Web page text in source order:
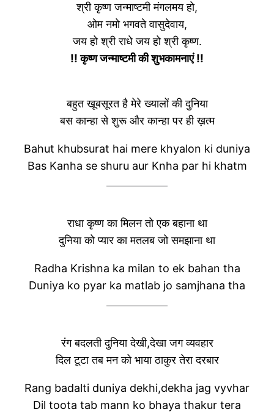
श्री कृष्ण जन्माष्टमी मंगलमय हो,
ओम नमो भगवते वासुदेवाय,
जय हो श्री राधे जय हो श्री कृष्ण.
!! कृष्ण जन्माष्टमी की शुभकामनाएं !!
बहुत खूबसूरत है मेरे ख्यालों की दुनिया
बस कान्हा से शुरू और कान्हा पर ही ख़त्म
Bahut khubsurat hai mere khyalon ki duniya
Bas Kanha se shuru aur Knha par hi khatm
राधा कृष्ण का मिलन तो एक बहाना था
दुनिया को प्यार का मतलब जो समझाना था
Radha Krishna ka milan to ek bahan tha
Duniya ko pyar ka matlab jo samjhana tha
रंग बदलती दुनिया देखी,देखा जग व्यवहार
दिल टूटा तब मन को भाया ठाकुर तेरा दरबार
Rang badalti duniya dekhi,dekha jag vyvhar
Dil toota tab mann ko bhaya thakur tera